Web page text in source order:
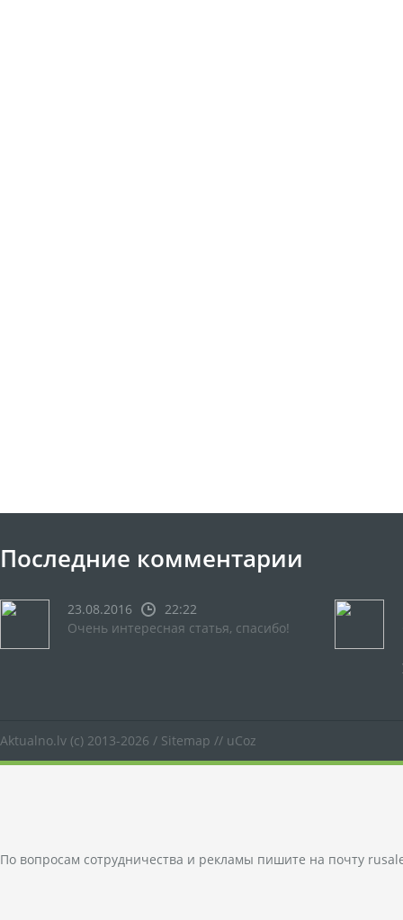
Последние комментарии
23.08.2016
22:22
Очень интересная статья, спасибо!
Aktualno.lv (c) 2013-2026 / Sitemap // uCoz
По вопросам сотрудничества и рекламы пишите на почту